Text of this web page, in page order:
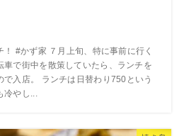
#かず家 ７月上旬、特に事前に行く
車で街中を散策していたら、ランチを
入店。 ランチは日替わり750という
やし...